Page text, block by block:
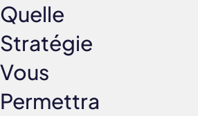
Quelle
Stratégie
Vous
Permettra